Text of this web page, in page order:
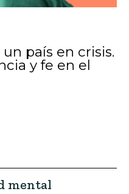
país en crisis.
y fe en el
mental